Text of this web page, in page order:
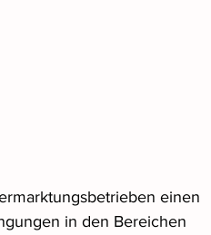
einen
in den Bereichen